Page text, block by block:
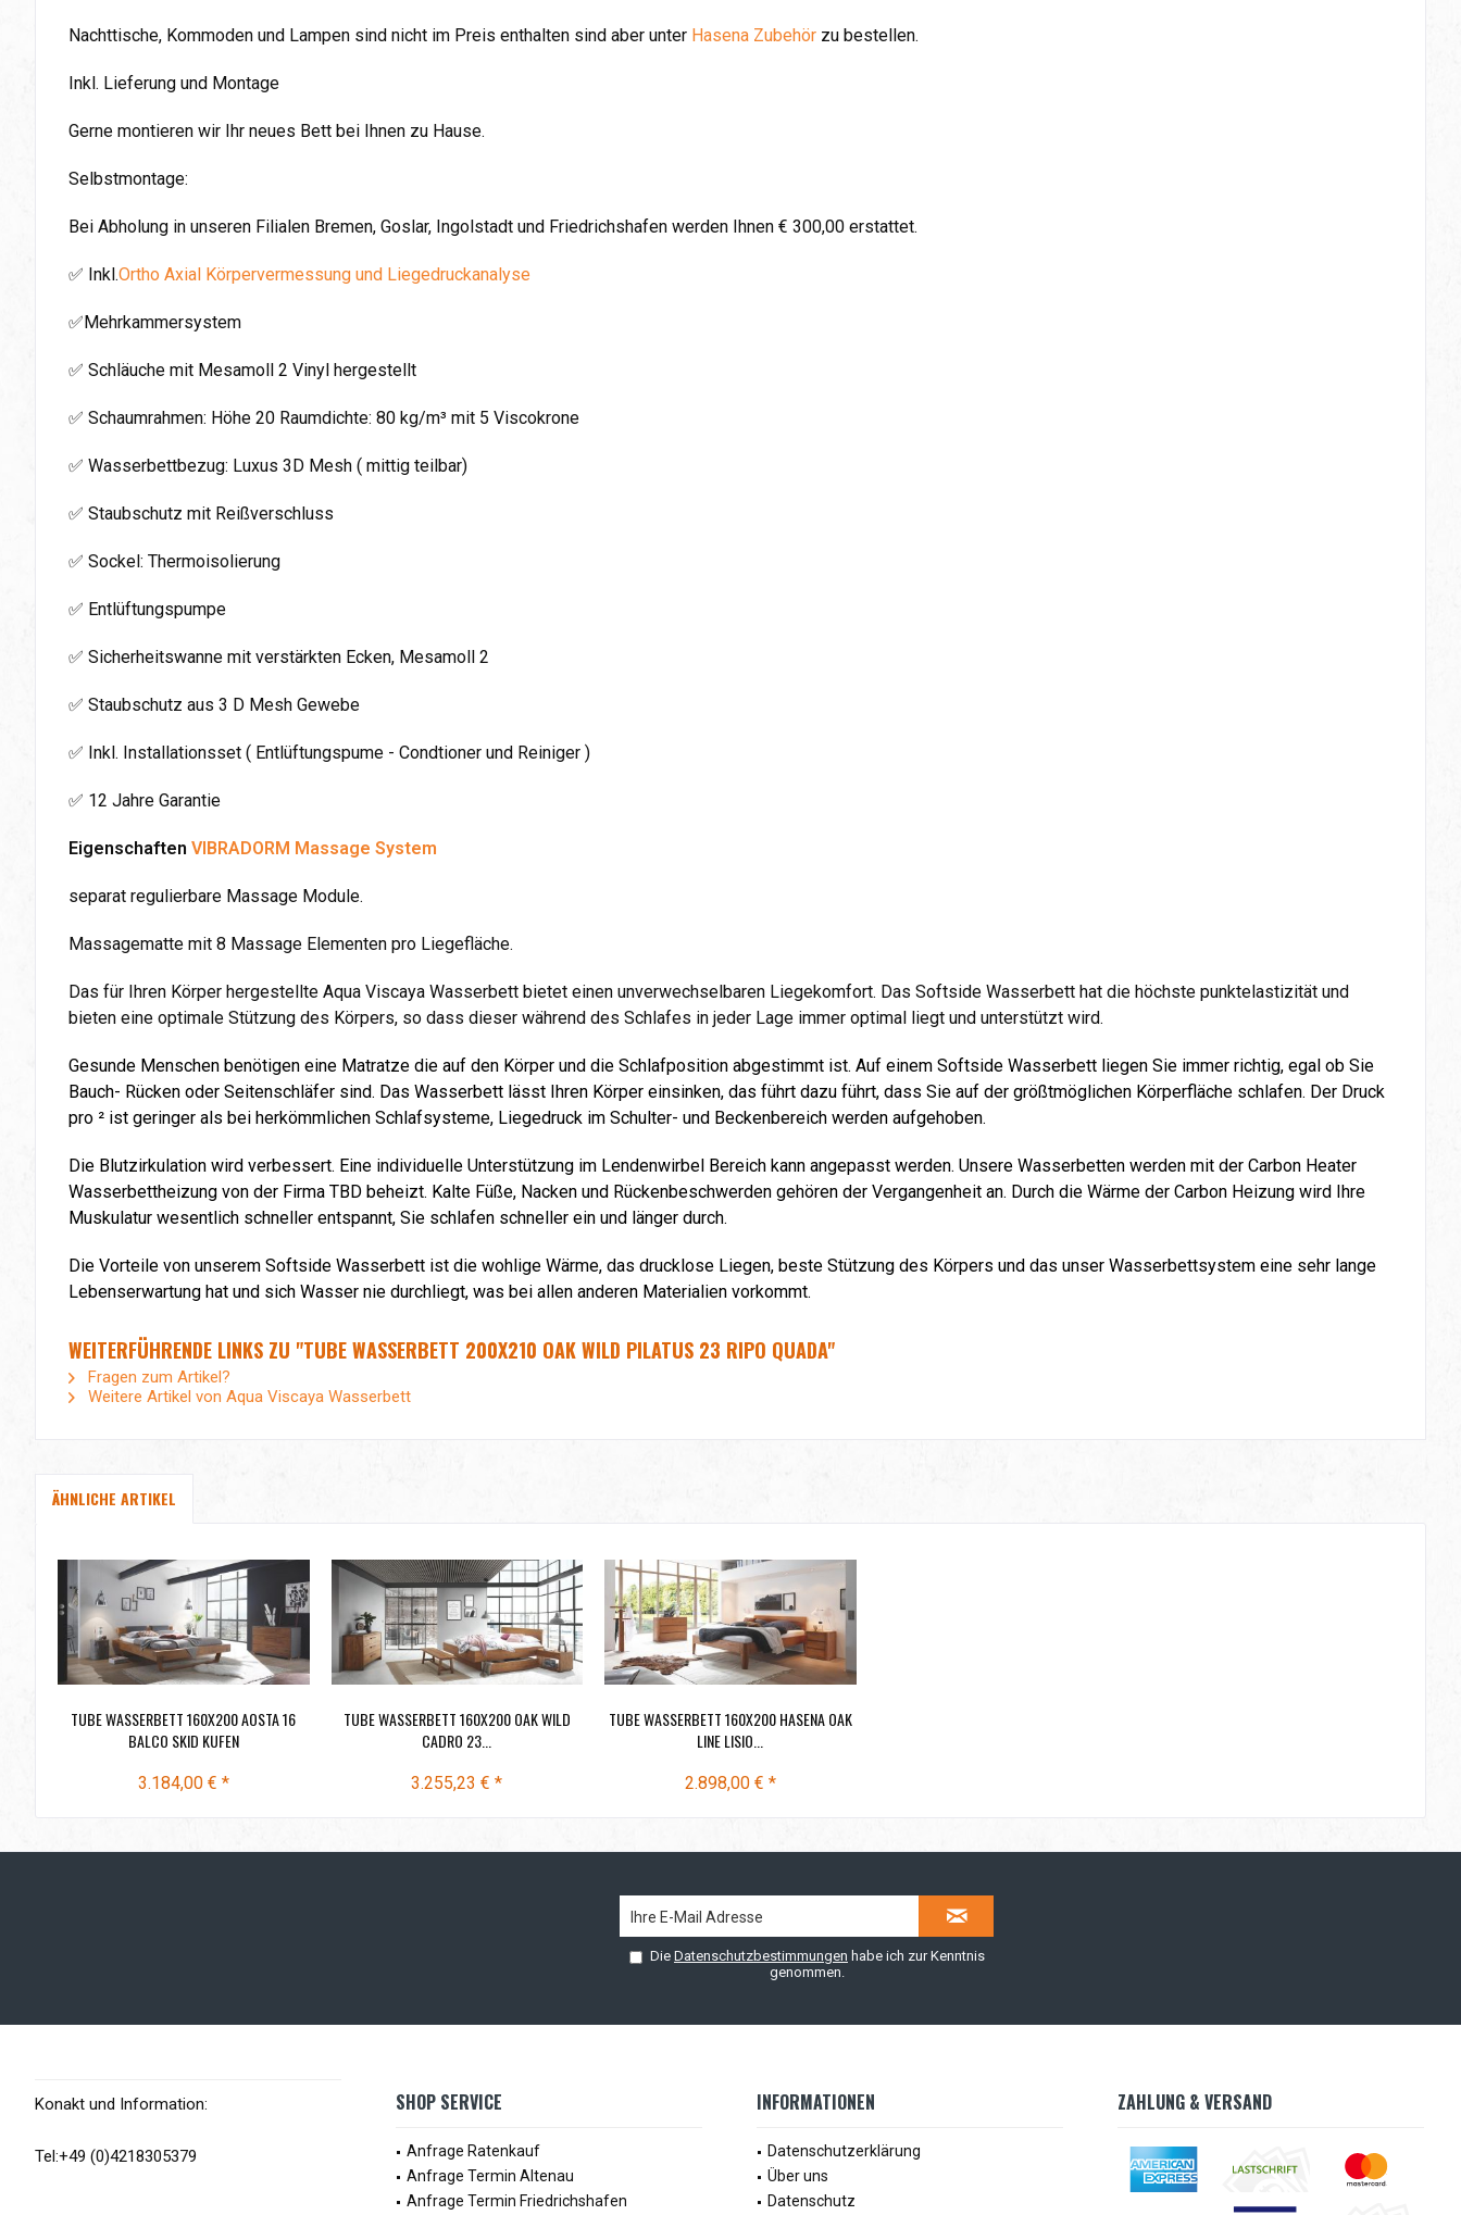
Nachttische, Kommoden und Lampen sind nicht im Preis enthalten sind aber unter Hasena Zubehör zu bestellen.
Inkl. Lieferung und Montage
Gerne montieren wir Ihr neues Bett bei Ihnen zu Hause.
Selbstmontage:
Bei Abholung in unseren Filialen Bremen, Goslar, Ingolstadt und Friedrichshafen werden Ihnen € 300,00 erstattet.
✅ Inkl.Ortho Axial Körpervermessung und Liegedruckanalyse
✅Mehrkammersystem
✅ Schläuche mit Mesamoll 2 Vinyl hergestellt
✅ Schaumrahmen: Höhe 20 Raumdichte: 80 kg/m³ mit 5 Viscokrone
✅ Wasserbettbezug: Luxus 3D Mesh ( mittig teilbar)
✅ Staubschutz mit Reißverschluss
✅ Sockel: Thermoisolierung
✅ Entlüftungspumpe
✅ Sicherheitswanne mit verstärkten Ecken, Mesamoll 2
✅ Staubschutz aus 3 D Mesh Gewebe
✅ Inkl. Installationsset ( Entlüftungspume - Condtioner und Reiniger )
✅ 12 Jahre Garantie
Eigenschaften VIBRADORM Massage System
separat regulierbare Massage Module.
Massagematte mit 8 Massage Elementen pro Liegefläche.
Das für Ihren Körper hergestellte Aqua Viscaya Wasserbett bietet einen unverwechselbaren Liegekomfort. Das Softside Wasserbett hat die höchste punktelastizität und
bieten eine optimale Stützung des Körpers, so dass dieser während des Schlafes in jeder Lage immer optimal liegt und unterstützt wird.
Gesunde Menschen benötigen eine Matratze die auf den Körper und die Schlafposition abgestimmt ist. Auf einem Softside Wasserbett liegen Sie immer richtig, egal ob Sie
Bauch- Rücken oder Seitenschläfer sind. Das Wasserbett lässt Ihren Körper einsinken, das führt dazu führt, dass Sie auf der größtmöglichen Körperfläche schlafen. Der Druck
pro ² ist geringer als bei herkömmlichen Schlafsysteme, Liegedruck im Schulter- und Beckenbereich werden aufgehoben.
Die Blutzirkulation wird verbessert. Eine individuelle Unterstützung im Lendenwirbel Bereich kann angepasst werden. Unsere Wasserbetten werden mit der Carbon Heater
Wasserbettheizung von der Firma TBD beheizt. Kalte Füße, Nacken und Rückenbeschwerden gehören der Vergangenheit an. Durch die Wärme der Carbon Heizung wird Ihre
Muskulatur wesentlich schneller entspannt, Sie schlafen schneller ein und länger durch.
Die Vorteile von unserem Softside Wasserbett ist die wohlige Wärme, das drucklose Liegen, beste Stützung des Körpers und das unser Wasserbettsystem eine sehr lange
Lebenserwartung hat und sich Wasser nie durchliegt, was bei allen anderen Materialien vorkommt.
WEITERFÜHRENDE LINKS ZU "TUBE WASSERBETT 200X210 OAK WILD PILATUS 23 RIPO QUADA"
Fragen zum Artikel?
Weitere Artikel von Aqua Viscaya Wasserbett
ÄHNLICHE ARTIKEL
TUBE WASSERBETT 160X200 AOSTA 16
BALCO SKID KUFEN
3.184,00 € *
TUBE WASSERBETT 160X200 OAK WILD
CADRO 23...
3.255,23 € *
TUBE WASSERBETT 160X200 HASENA OAK
LINE LISIO...
2.898,00 € *
Die Datenschutzbestimmungen habe ich zur Kenntnis
genommen.
Konakt und Information:
Tel:+49 (0)4218305379
SHOP SERVICE
Anfrage Ratenkauf
Anfrage Termin Altenau
Anfrage Termin Friedrichshafen
INFORMATIONEN
Datenschutzerklärung
Über uns
Datenschutz
ZAHLUNG & VERSAND